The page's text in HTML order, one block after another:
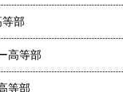
等部
高等部
等部